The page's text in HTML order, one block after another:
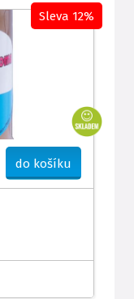
do košíku
Sleva 12%